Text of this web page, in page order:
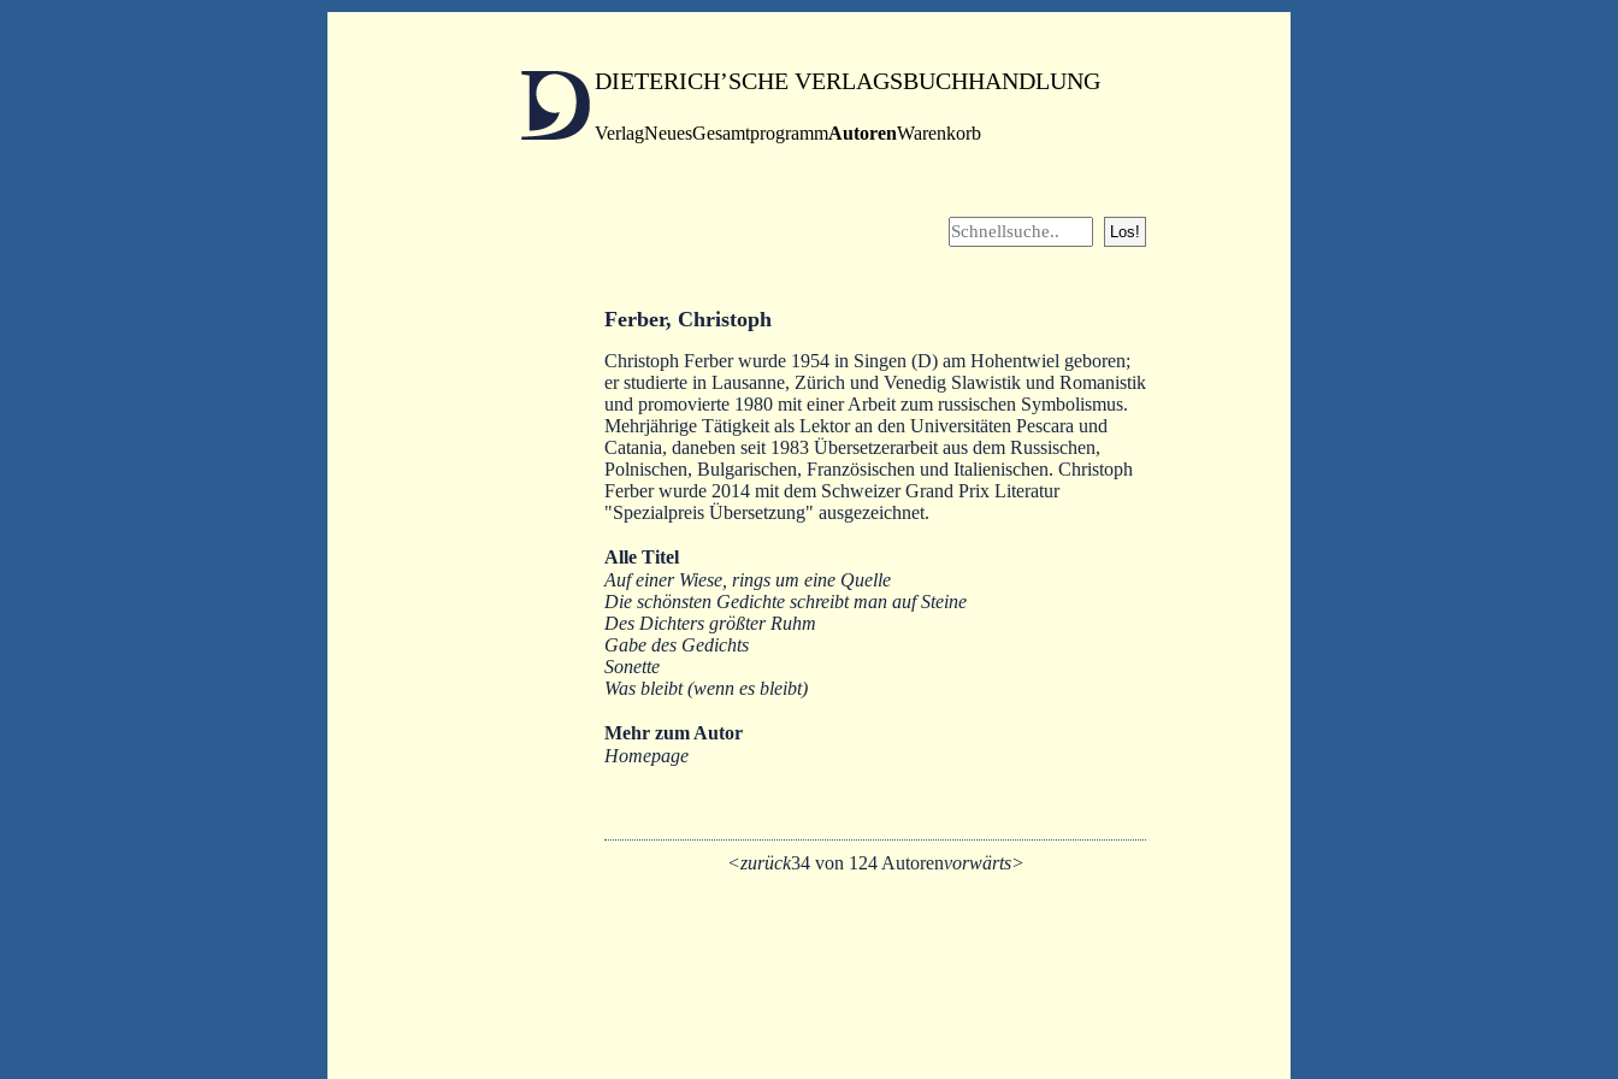
DIETERICH’SCHE VERLAGSBUCHHANDLUNG
VerlagNeuesGesamtprogrammAutorenWarenkorb
Ferber, Christoph
Christoph Ferber wurde 1954 in Singen (D) am Hohentwiel geboren;
er studierte in Lausanne, Zürich und Venedig Slawistik und Romanistik
und promovierte 1980 mit einer Arbeit zum russischen Symbolismus.
Mehrjährige Tätigkeit als Lektor an den Universitäten Pescara und
Catania, daneben seit 1983 Übersetzerarbeit aus dem Russischen,
Polnischen, Bulgarischen, Französischen und Italienischen. Christoph
Ferber wurde 2014 mit dem Schweizer Grand Prix Literatur
"Spezialpreis Übersetzung" ausgezeichnet.
Alle Titel
Auf einer Wiese, rings um eine Quelle
Die schönsten Gedichte schreibt man auf Steine
Des Dichters größter Ruhm
Gabe des Gedichts
Sonette
Was bleibt (wenn es bleibt)
Mehr zum Autor
Homepage
<zurück34 von 124 Autorenvorwärts>